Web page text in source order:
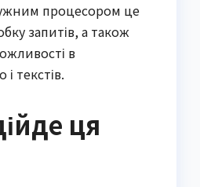
процесором це
запитів, а також
в
текстів.
ця